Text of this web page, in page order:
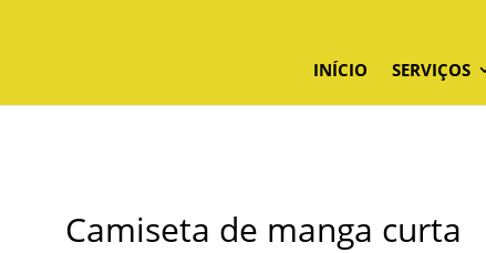
INÍCIO SERVIÇOS
Camiseta de manga curta